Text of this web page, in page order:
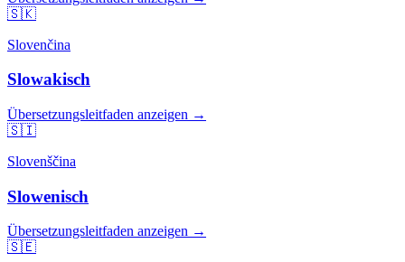
🇸🇰
Slovenčina
Slowakisch
Übersetzungsleitfaden anzeigen →
🇸🇮
Slovenščina
Slowenisch
Übersetzungsleitfaden anzeigen →
🇸🇪